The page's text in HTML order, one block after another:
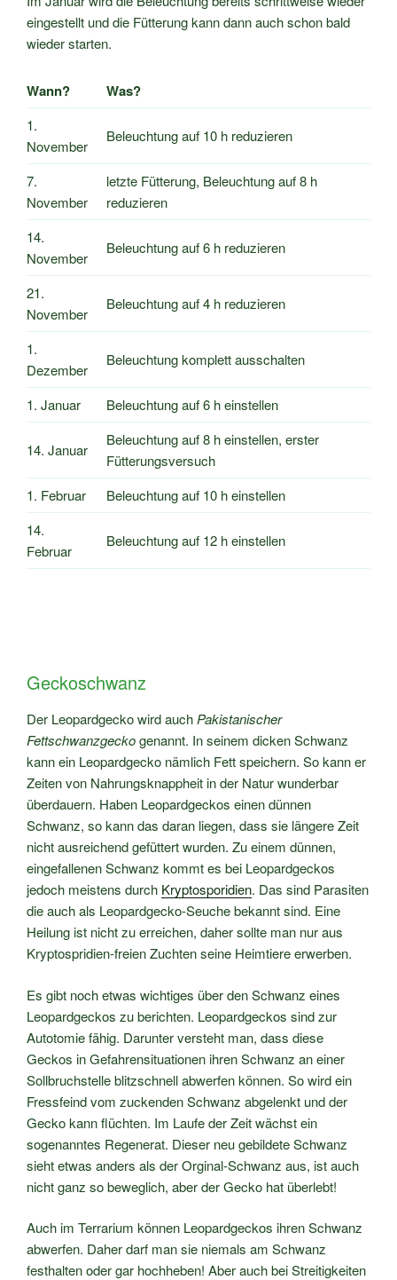
eingestellt und die Fütterung kann dann auch schon bald
wieder starten.
Wann? Was?
1.
November
Beleuchtung auf 10 h reduzieren
7.
November
letzte Fütterung, Beleuchtung auf 8 h
reduzieren
14.
November
Beleuchtung auf 6 h reduzieren
21.
November
Beleuchtung auf 4 h reduzieren
1.
Dezember
Beleuchtung komplett ausschalten
1. Januar Beleuchtung auf 6 h einstellen
14. Januar
Beleuchtung auf 8 h einstellen, erster
Fütterungsversuch
1. Februar
Beleuchtung auf 10 h einstellen
14.
Februar
Beleuchtung auf 12 h einstellen
Geckoschwanz
Der Leopardgecko wird auch Pakistanischer
Fettschwanzgeckogenannt. In seinem dicken Schwanz
kann ein Leopardgecko nämlich Fett speichern. So kann er
Zeiten von Nahrungsknappheit in der Natur wunderbar
überdauern. Haben Leopardgeckos einen dünnen
Schwanz, so kann das daran liegen, dass sie längere Zeit
nicht ausreichend gefüttert wurden. Zu einem dünnen,
eingefallenen Schwanz kommt es bei Leopardgeckos
jedoch meistens durch Kryptosporidien. Das sind Parasiten
die auch als Leopardgecko-Seuche bekannt sind. Eine
Heilung ist nicht zu erreichen, daher sollte man nur aus
Kryptospridien-freien Zuchten seine Heimtiere erwerben.
Es gibt noch etwas wichtiges über den Schwanz eines
Leopardgeckos zu berichten. Leopardgeckos sind zur
Autotomie fähig. Darunter versteht man, dass diese
Geckos in Gefahrensituationen ihren Schwanz an einer
Sollbruchstelle blitzschnell abwerfen können. So wird ein
Fressfeind vom zuckenden Schwanz abgelenkt und der
Gecko kann flüchten. Im Laufe der Zeit wächst ein
sogenanntes Regenerat. Dieser neu gebildete Schwanz
sieht etwas anders als der Orginal-Schwanz aus, ist auch
nicht ganz so beweglich, aber der Gecko hat überlebt!
Auch im Terrarium können Leopardgeckos ihren Schwanz
abwerfen. Daher darf man sie niemals am Schwanz
festhalten oder gar hochheben! Aber auch bei Streitigkeiten